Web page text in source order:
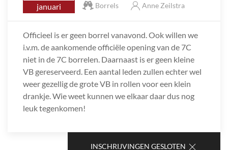
januari Borrels Anne Zeilstra
Officieel is er geen borrel vanavond. Ook willen we
i.v.m. de aankomende officiële opening van de 7C
niet in de 7C borrelen. Daarnaast is er geen kleine
VB gereserveerd. Een aantal leden zullen echter wel
weer gezellig de grote VB in rollen voor een klein
drankje. Wie weet kunnen we elkaar daar dus nog
leuk tegenkomen!
INSCHRIJVINGEN GESLOTEN